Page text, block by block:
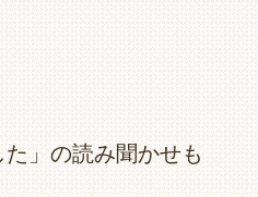
」の読み聞かせも